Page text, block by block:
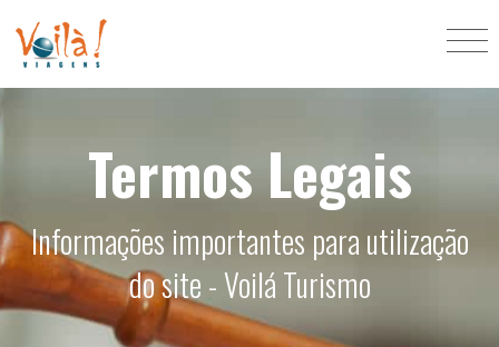
Termos Legais
Informações importantes para utilização
do site - Voilá Turismo